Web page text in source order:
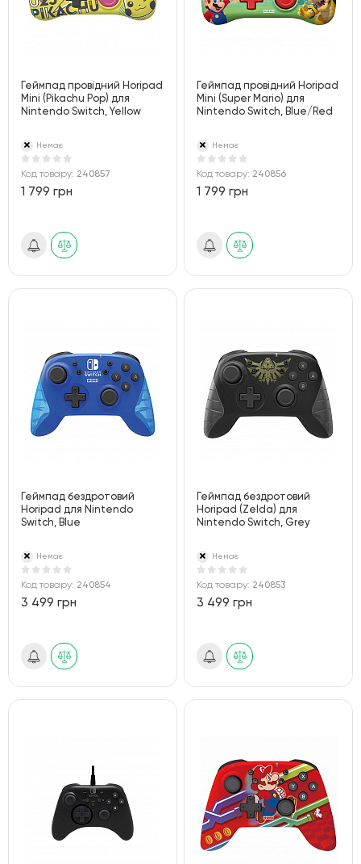
Геймпад провідний Horipad
Mini (Pikachu Pop) для
Nintendo Switch, Yellow
Немає
Код товару: 240857
1 799 грн
Геймпад провідний Horipad
Mini (Super Mario) для
Nintendo Switch, Blue/Red
Немає
Код товару: 240856
1 799 грн
Геймпад бездротовий
Horipad для Nintendo
Switch, Blue
Немає
Код товару: 240854
3 499 грн
Геймпад бездротовий
Horipad (Zelda) для
Nintendo Switch, Grey
Немає
Код товару: 240853
3 499 грн